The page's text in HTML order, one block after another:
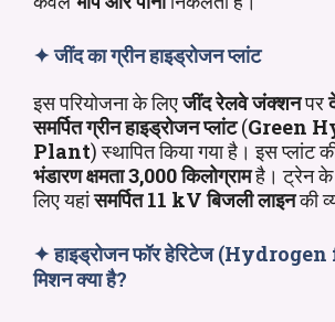
✦जींद का ग्रीन हाइड्रोजन प्लांट
इस परियोजना के लिएजींद रेलवे जंक्शनपर
समर्पित ग्रीन हाइड्रोजन प्लांट(Green
Plant) स्थापित किया गया है। इस प्लांट
भंडारण क्षमता 3,000 किलोग्रामहै। ट्रेन
लिए यहांसमर्पित 11 kV बिजली लाइनकी
✦ हाइड्रोजन फॉर हेरिटेज (Hydrogen
मिशन क्या है?